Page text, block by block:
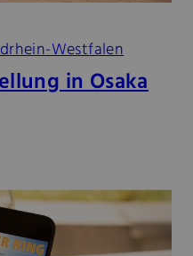
Westfalen
in Osaka